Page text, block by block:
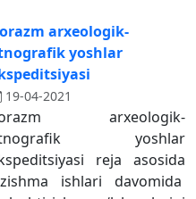
arxeologik-
yoshlar
19-04-2021
arxeologik-
yoshlar
reja asosida
ishlari davomida